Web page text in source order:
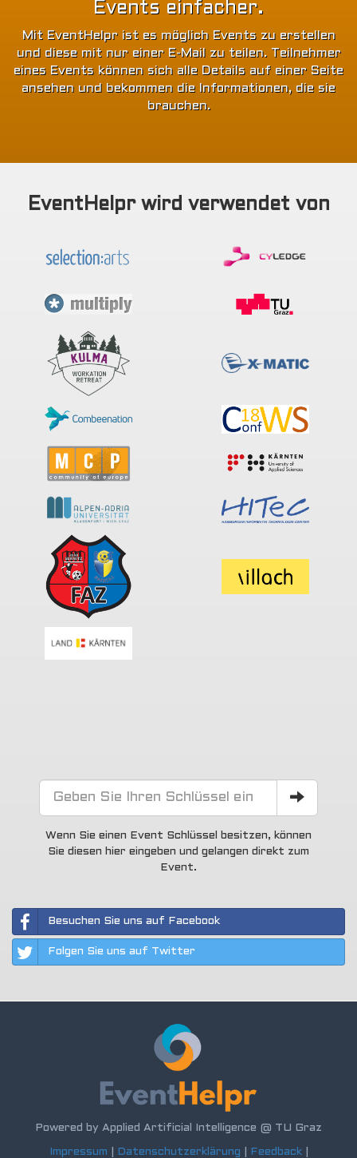
Events einfacher.
Mit EventHelpr ist es möglich Events zu erstellen
und diese mit nur einer E-Mail zu teilen. Teilnehmer
eines Events können sich alle Details auf einer Seite
ansehen und bekommen die Informationen, die sie
brauchen.
EventHelpr wird verwendet von
Wenn Sie einen Event Schlüssel besitzen, können
Sie diesen hier eingeben und gelangen direkt zum
Event.
Besuchen Sie uns auf Facebook
Folgen Sie uns auf Twitter
Powered by Applied Artificial Intelligence @ TU Graz
Impressum Datenschutzerklärung Feedback